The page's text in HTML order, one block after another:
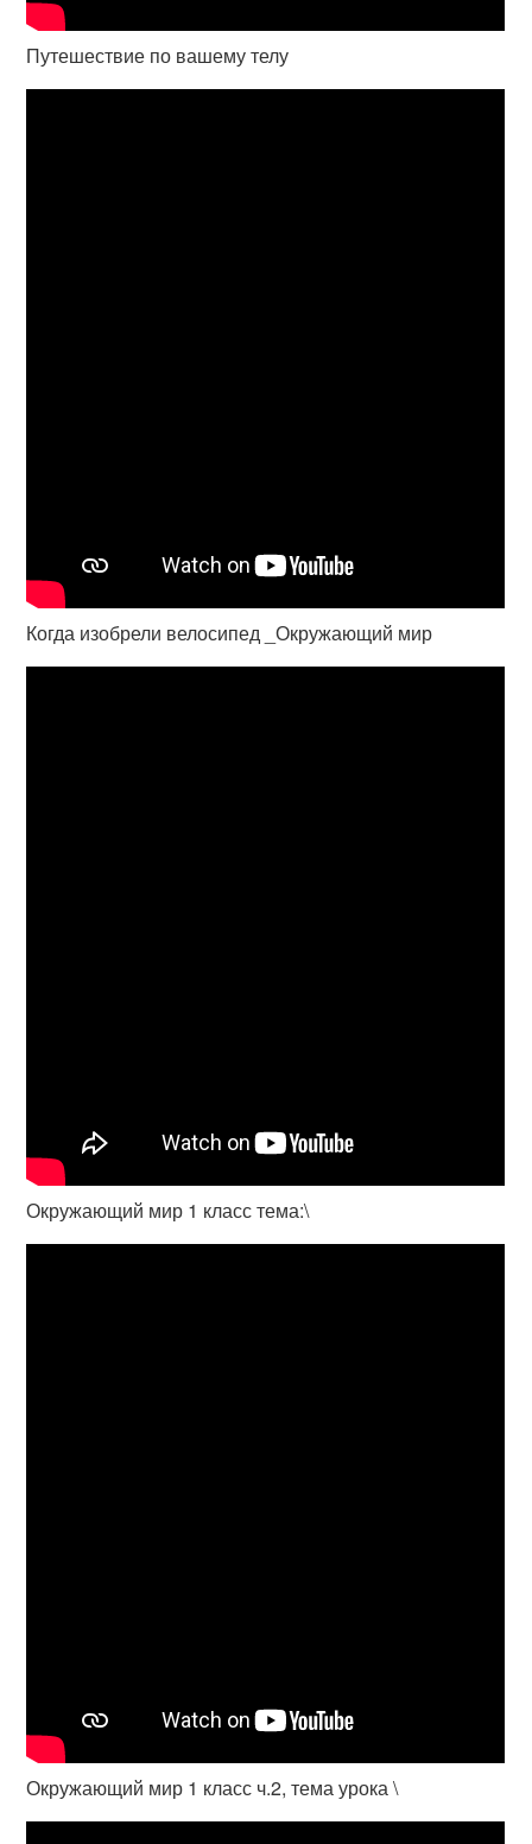
Путешествие по вашему телу
Когда изобрели велосипед _Окружающий мир
Окружающий мир 1 класс тема:\
Окружающий мир 1 класс ч.2, тема урока \